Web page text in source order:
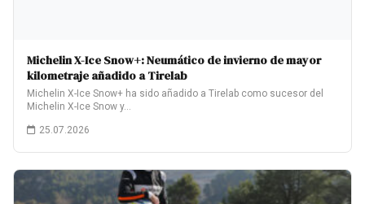
Michelin X-Ice Snow+: Neumático de invierno de mayor
kilometraje añadido a Tirelab
Michelin X-Ice Snow+ ha sido añadido a Tirelab como sucesor del
Michelin X-Ice Snow y…
25.07.2026